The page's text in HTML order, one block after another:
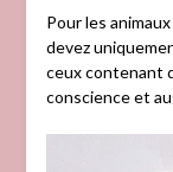
Pour les
devez
ceux contenant
conscience et